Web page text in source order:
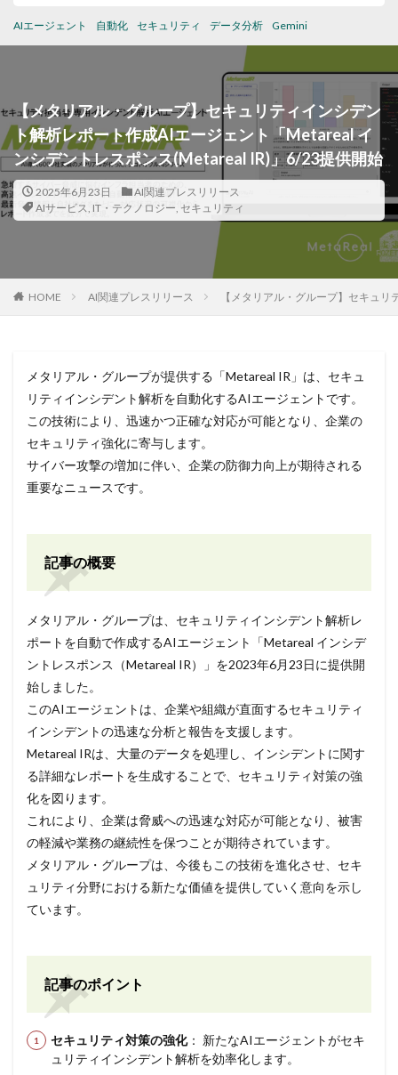
AIエージェント 自動化 セキュリティ データ分析 Gemini
【メタリアル・グループ】セキュリティインシデン
ト解析レポート作成AIエージェント「Metareal イ
ンシデントレスポンス(Metareal IR)」6/23提供開始
2025年6月23日
AI関連プレスリリース
AIサービス, IT・テクノロジー, セキュリティ
HOME AI関連プレスリリース 【メタリアル・グループ】セキュ
メタリアル・グループが提供する「Metareal IR」は、セキュ
リティインシデント解析を自動化するAIエージェントです。
この技術により、迅速かつ正確な対応が可能となり、企業の
セキュリティ強化に寄与します。
サイバー攻撃の増加に伴い、企業の防御力向上が期待される
重要なニュースです。
記事の概要
メタリアル・グループは、セキュリティインシデント解析レ
ポートを自動で作成するAIエージェント「Metareal インシデ
ントレスポンス（Metareal IR）」を2023年6月23日に提供開
始しました。
このAIエージェントは、企業や組織が直面するセキュリティ
インシデントの迅速な分析と報告を支援します。
Metareal IRは、大量のデータを処理し、インシデントに関す
る詳細なレポートを生成することで、セキュリティ対策の強
化を図ります。
これにより、企業は脅威への迅速な対応が可能となり、被害
の軽減や業務の継続性を保つことが期待されています。
メタリアル・グループは、今後もこの技術を進化させ、セキ
ュリティ分野における新たな価値を提供していく意向を示し
ています。
記事のポイント
セキュリティ対策の強化： 新たなAIエージェントがセキ
ュリティインシデント解析を効率化します。